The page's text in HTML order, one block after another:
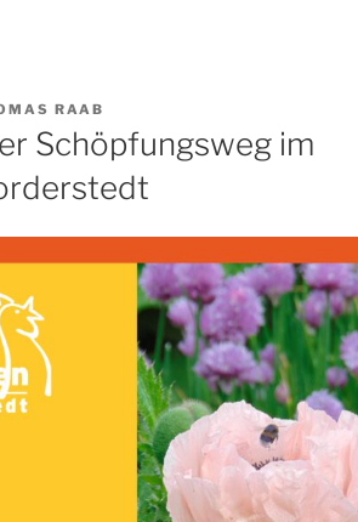
RAAB
Schöpfungsweg im